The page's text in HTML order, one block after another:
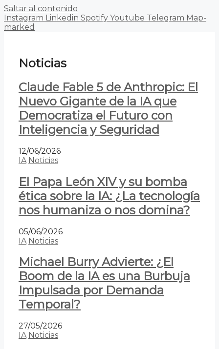
Saltar al contenido
Instagram Linkedin Spotify Youtube Telegram Map-
marked
Noticias
Claude Fable 5 de Anthropic: El
Nuevo Gigante de la IA que
Democratiza el Futuro con
Inteligencia y Seguridad
12/06/2026
IA Noticias
El Papa León XIV y su bomba
ética sobre la IA: ¿La tecnología
nos humaniza o nos domina?
05/06/2026
IA Noticias
Michael Burry Advierte: ¿El
Boom de la IA es una Burbuja
Impulsada por Demanda
Temporal?
27/05/2026
IA Noticias